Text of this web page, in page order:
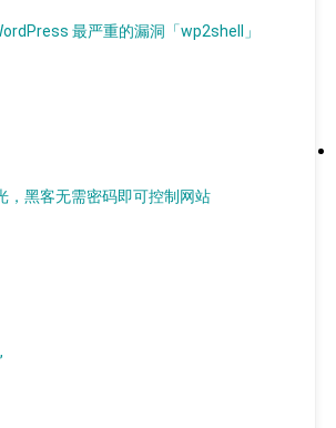
最严重的漏洞「wp2shell」
，黑客无需密码即可控制网站